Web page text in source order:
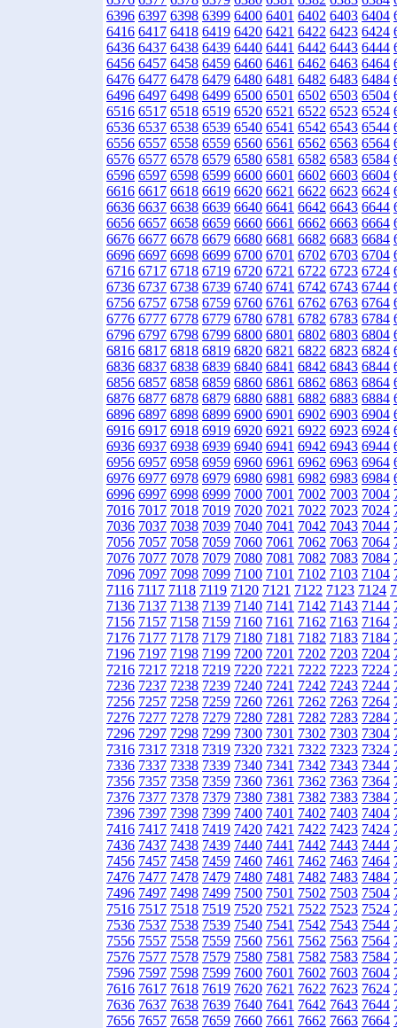
6396 6397 6398 6399 6400 6401 6402 6403 6404
6416 6417 6418 6419 6420 6421 6422 6423 6424
6436 6437 6438 6439 6440 6441 6442 6443 6444
6456 6457 6458 6459 6460 6461 6462 6463 6464
6476 6477 6478 6479 6480 6481 6482 6483 6484
6496 6497 6498 6499 6500 6501 6502 6503 6504
6516 6517 6518 6519 6520 6521 6522 6523 6524
6536 6537 6538 6539 6540 6541 6542 6543 6544
6556 6557 6558 6559 6560 6561 6562 6563 6564
6576 6577 6578 6579 6580 6581 6582 6583 6584
6596 6597 6598 6599 6600 6601 6602 6603 6604
6616 6617 6618 6619 6620 6621 6622 6623 6624
6636 6637 6638 6639 6640 6641 6642 6643 6644
6656 6657 6658 6659 6660 6661 6662 6663 6664
6676 6677 6678 6679 6680 6681 6682 6683 6684
6696 6697 6698 6699 6700 6701 6702 6703 6704
6716 6717 6718 6719 6720 6721 6722 6723 6724
6736 6737 6738 6739 6740 6741 6742 6743 6744
6756 6757 6758 6759 6760 6761 6762 6763 6764
6776 6777 6778 6779 6780 6781 6782 6783 6784
6796 6797 6798 6799 6800 6801 6802 6803 6804
6816 6817 6818 6819 6820 6821 6822 6823 6824
6836 6837 6838 6839 6840 6841 6842 6843 6844
6856 6857 6858 6859 6860 6861 6862 6863 6864
6876 6877 6878 6879 6880 6881 6882 6883 6884
6896 6897 6898 6899 6900 6901 6902 6903 6904
6916 6917 6918 6919 6920 6921 6922 6923 6924
6936 6937 6938 6939 6940 6941 6942 6943 6944
6956 6957 6958 6959 6960 6961 6962 6963 6964
6976 6977 6978 6979 6980 6981 6982 6983 6984
6996 6997 6998 6999 7000 7001 7002 7003 7004
7016 7017 7018 7019 7020 7021 7022 7023 7024
7036 7037 7038 7039 7040 7041 7042 7043 7044
7056 7057 7058 7059 7060 7061 7062 7063 7064
7076 7077 7078 7079 7080 7081 7082 7083 7084
7096 7097 7098 7099 7100 7101 7102 7103 7104
7116 7117 7118 7119 7120 7121 7122 7123 7124
7136 7137 7138 7139 7140 7141 7142 7143 7144
7156 7157 7158 7159 7160 7161 7162 7163 7164
7176 7177 7178 7179 7180 7181 7182 7183 7184
7196 7197 7198 7199 7200 7201 7202 7203 7204
7216 7217 7218 7219 7220 7221 7222 7223 7224
7236 7237 7238 7239 7240 7241 7242 7243 7244
7256 7257 7258 7259 7260 7261 7262 7263 7264
7276 7277 7278 7279 7280 7281 7282 7283 7284
7296 7297 7298 7299 7300 7301 7302 7303 7304
7316 7317 7318 7319 7320 7321 7322 7323 7324
7336 7337 7338 7339 7340 7341 7342 7343 7344
7356 7357 7358 7359 7360 7361 7362 7363 7364
7376 7377 7378 7379 7380 7381 7382 7383 7384
7396 7397 7398 7399 7400 7401 7402 7403 7404
7416 7417 7418 7419 7420 7421 7422 7423 7424
7436 7437 7438 7439 7440 7441 7442 7443 7444
7456 7457 7458 7459 7460 7461 7462 7463 7464
7476 7477 7478 7479 7480 7481 7482 7483 7484
7496 7497 7498 7499 7500 7501 7502 7503 7504
7516 7517 7518 7519 7520 7521 7522 7523 7524
7536 7537 7538 7539 7540 7541 7542 7543 7544
7556 7557 7558 7559 7560 7561 7562 7563 7564
7576 7577 7578 7579 7580 7581 7582 7583 7584
7596 7597 7598 7599 7600 7601 7602 7603 7604
7616 7617 7618 7619 7620 7621 7622 7623 7624
7636 7637 7638 7639 7640 7641 7642 7643 7644
7656 7657 7658 7659 7660 7661 7662 7663 7664